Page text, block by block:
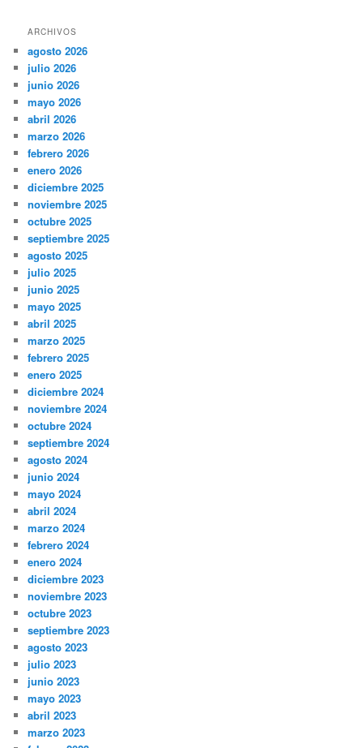
ARCHIVOS
agosto 2026
julio 2026
junio 2026
mayo 2026
abril 2026
marzo 2026
febrero 2026
enero 2026
diciembre 2025
noviembre 2025
octubre 2025
septiembre 2025
agosto 2025
julio 2025
junio 2025
mayo 2025
abril 2025
marzo 2025
febrero 2025
enero 2025
diciembre 2024
noviembre 2024
octubre 2024
septiembre 2024
agosto 2024
junio 2024
mayo 2024
abril 2024
marzo 2024
febrero 2024
enero 2024
diciembre 2023
noviembre 2023
octubre 2023
septiembre 2023
agosto 2023
julio 2023
junio 2023
mayo 2023
abril 2023
marzo 2023